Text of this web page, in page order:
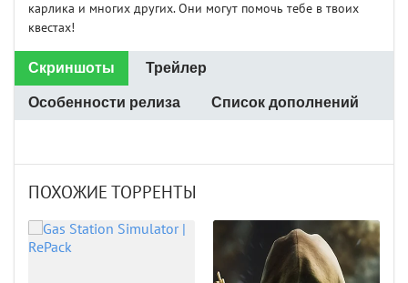
карлика и многих других. Они могут помочь тебе в твоих
квестах!
Скриншоты Трейлер
Особенности релиза Список дополнений
ПОХОЖИЕ ТОРРЕНТЫ